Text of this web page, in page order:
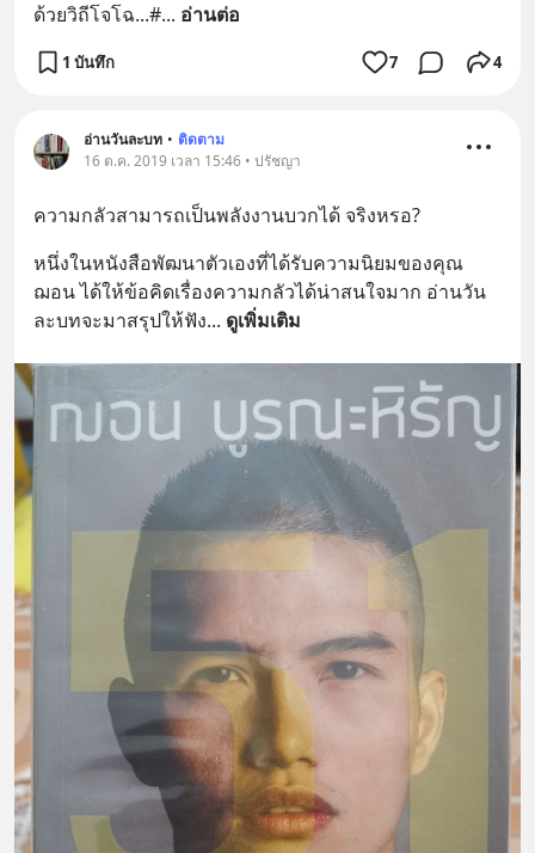
ด้วยวิถีโจโฉ...#... อ่านต่อ
1 บันทึก 7 4
อ่านวันละบท • ติดตาม
16 ต.ค. 2019 เวลา 15:46 • ปรัชญา
ความกลัวสามารถเป็นพลังงานบวกได้ จริงหรอ?
หนึ่งในหนังสือพัฒนาตัวเองที่ได้รับความนิยมของคุณ
ฌอน ได้ให้ข้อคิดเรื่องความกลัวได้น่าสนใจมาก อ่านวัน
ละบทจะมาสรุปให้ฟัง... ดูเพิ่มเติม